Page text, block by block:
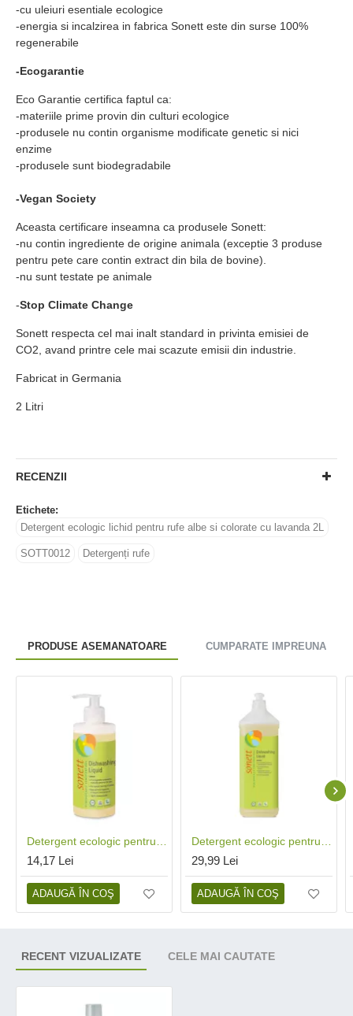
-cu uleiuri esentiale ecologice
-energia si incalzirea in fabrica Sonett este din surse 100%
regenerabile
-Ecogarantie
Eco Garantie certifica faptul ca:
-materiile prime provin din culturi ecologice
-produsele nu contin organisme modificate genetic si nici
enzime
-produsele sunt biodegradabile
-Vegan Society
Aceasta certificare inseamna ca produsele Sonett:
-nu contin ingrediente de origine animala (exceptie 3 produse
pentru pete care contin extract din bila de bovine).
-nu sunt testate pe animale
-Stop Climate Change
Sonett respecta cel mai inalt standard in privinta emisiei de
CO2, avand printre cele mai scazute emisii din industrie.
Fabricat in Germania
2 Litri
RECENZII
Etichete:
Detergent ecologic lichid pentru rufe albe si colorate cu lavanda 2L
SOTT0012 Detergenți rufe
PRODUSE ASEMANATOARE CUMPARATE IMPREUNA
14,17 Lei
ADAUGĂ ÎN COŞ
29,99 Lei
ADAUGĂ ÎN COŞ
RECENT VIZUALIZATE CELE MAI CAUTATE